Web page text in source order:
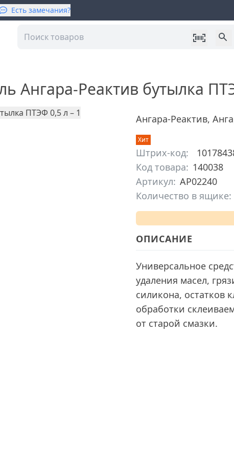
Есть замечания?
Ангара-Реактив бутылка
Ангара-Реактив,
Хит
Штрих-код:
Код товара: 140038
Артикул: АР02240
Количество в ящике:
ОПИСАНИЕ
Универсальное
удаления масел,
силикона, остатков
обработки
от старой смазки.